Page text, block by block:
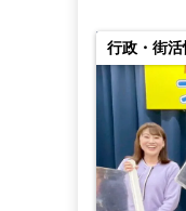
行政・街活